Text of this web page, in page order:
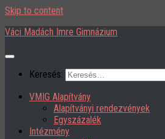
Skip to content
Váci Madách Imre Gimnázium
Keresés:
VMIG Alapítvány
Alapítványi rendezvények
Egyszázalék
Intézmény